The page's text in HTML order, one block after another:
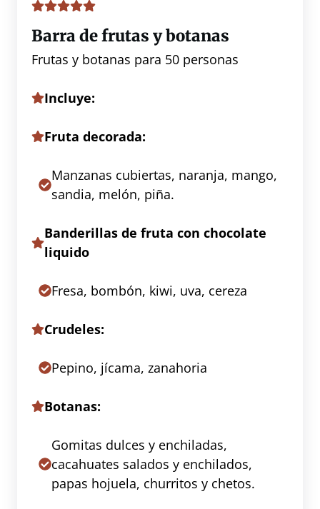
Barra de frutas y botanas
Frutas y botanas para 50 personas
Incluye:
Fruta decorada:
Manzanas cubiertas, naranja, mango,
sandia, melón, piña.
Banderillas de fruta con chocolate
liquido
Fresa, bombón, kiwi, uva, cereza
Crudeles:
Pepino, jícama, zanahoria
Botanas:
Gomitas dulces y enchiladas,
cacahuates salados y enchilados,
papas hojuela, churritos y chetos.